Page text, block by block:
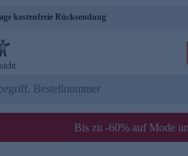
kostenfreie Rücksendung
Bis zu -60% auf Mode